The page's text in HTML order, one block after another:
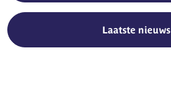
Laatste nieuws